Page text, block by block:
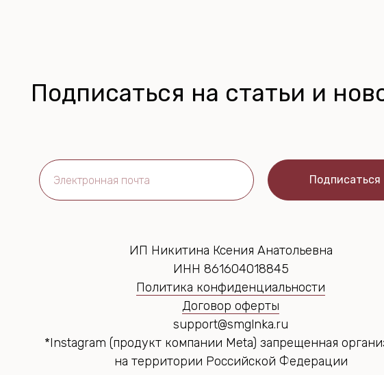
Подписаться на статьи и
Подписаться
ИП Никитина Ксения Анатольевна
ИНН 861604018845
Политика конфиденциальности
Договор оферты
support@smglnka.ru
*Instagram (продукт компании Meta) запрещенная
на территории Российской Федерации